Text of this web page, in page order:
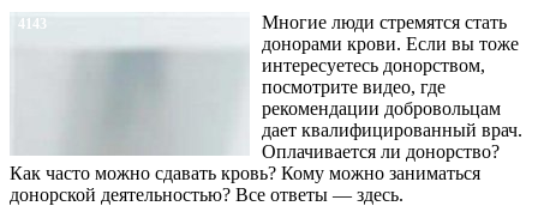
4143
Многие люди стремятся стать
донорами крови. Если вы тоже
интересуетесь донорством,
посмотрите видео, где
рекомендации добровольцам
дает квалифицированный врач.
Оплачивается ли донорство?
Как часто можно сдавать кровь? Кому можно заниматься
донорской деятельностью? Все ответы — здесь.